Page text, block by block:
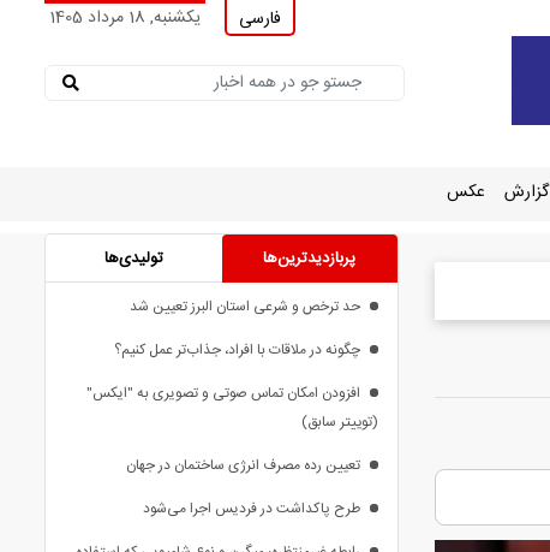
یکشنبه, 18 مرداد 1405 فارسی
گزارش عکس
پربازدیدترین‌ها تولیدی‌ها
حد ترخص و شرعی استان البرز تعیین شد
چگونه در ملاقات با افراد، جذاب‌تر عمل کنیم؟
افزودن امکان تماس صوتی و تصویری به "ایکس"
(توییتر سابق)
تعیین رده مصرف انرژی ساختمان در جهان
طرح پاکداشت در فردیس اجرا می‌شود